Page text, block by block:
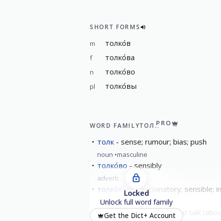
SHORT FORMS
m толко́в
f толко́ва
n толко́во
pl толко́вы
WORD FAMILYТОЛКPRO
толк sense; rumour; bias; push
noun masculine
толко́во sensibly
adverb
толко́вый explanatory; sensible;
adjective
толкова́ть to explain; to talk
Locked
Unlock full word family
Get the Dict+ Account